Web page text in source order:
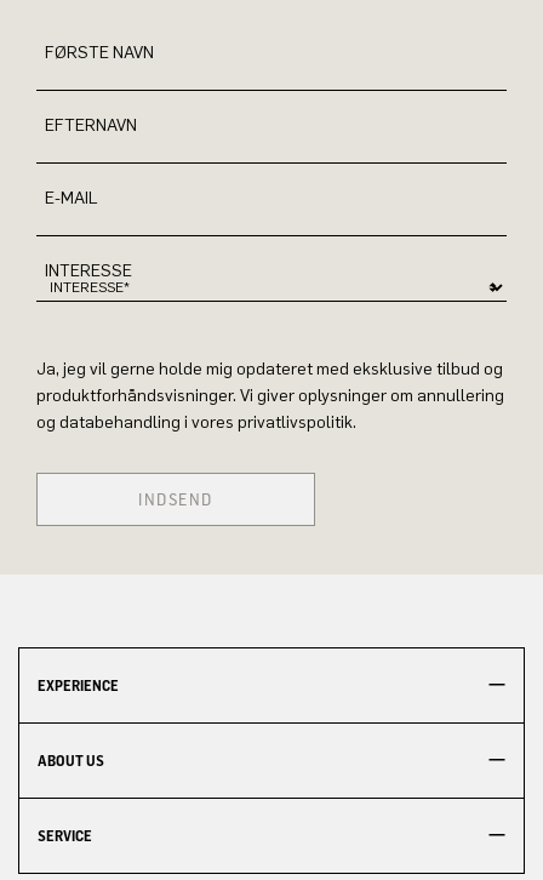
FØRSTE NAVN
EFTERNAVN
E-MAIL
INTERESSE
Ja, jeg vil gerne holde mig opdateret med eksklusive tilbud og
produktforhåndsvisninger. Vi giver oplysninger om annullering
og databehandling i vores privatlivspolitik.
INDSEND
EXPERIENCE
ABOUT US
SERVICE